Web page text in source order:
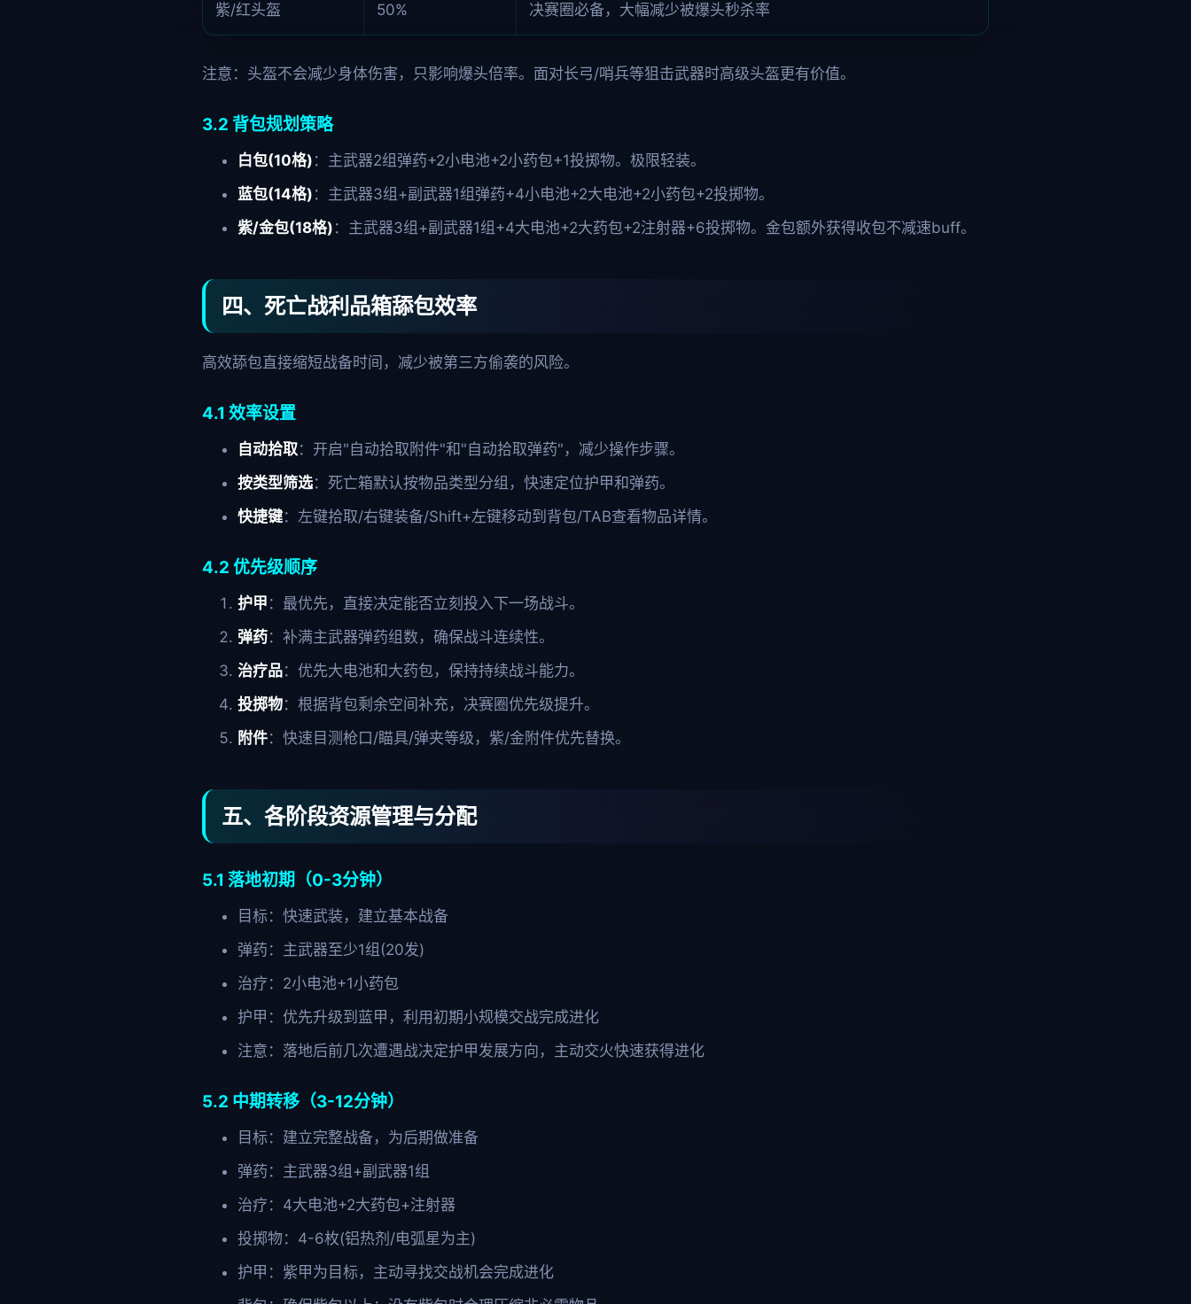
紫/红头盔 50% 决赛圈必备，大幅减少被爆头秒杀率
注意：头盔不会减少身体伤害，只影响爆头倍率。面对长弓/哨兵等狙击武器时高级头盔更有价值。
3.2 背包规划策略
白包(10格) ：主武器2组弹药+2小电池+2小药包+1投掷物。极限轻装。
蓝包(14格) ：主武器3组+副武器1组弹药+4小电池+2大电池+2小药包+2投掷物。
紫/金包(18格) ：主武器3组+副武器1组+4大电池+2大药包+2注射器+6投掷物。金包额外获得收包不减速buff。
四、死亡战利品箱舔包效率
高效舔包直接缩短战备时间，减少被第三方偷袭的风险。
4.1 效率设置
自动拾取：开启"自动拾取附件"和"自动拾取弹药"，减少操作步骤。
按类型筛选：死亡箱默认按物品类型分组，快速定位护甲和弹药。
快捷键：左键拾取/右键装备/Shift+左键移动到背包/TAB查看物品详情。
4.2 优先级顺序
护甲 ：最优先，直接决定能否立刻投入下一场战斗。
弹药：补满主武器弹药组数，确保战斗连续性。
治疗品：优先大电池和大药包，保持持续战斗能力。
投掷物：根据背包剩余空间补充，决赛圈优先级提升。
附件：快速目测枪口/瞄具/弹夹等级，紫/金附件优先替换。
五、各阶段资源管理与分配
5.1 落地初期（0-3分钟）
目标：快速武装，建立基本战备
弹药：主武器至少1组(20发)
治疗：2小电池+1小药包
护甲：优先升级到蓝甲，利用初期小规模交战完成进化
注意：落地后前几次遭遇战决定护甲发展方向，主动交火快速获得进化
5.2 中期转移（3-12分钟）
目标：建立完整战备，为后期做准备
弹药：主武器3组+副武器1组
治疗：4大电池+2大药包+注射器
投掷物：4-6枚(铝热剂/电弧星为主)
护甲：紫甲为目标，主动寻找交战机会完成进化